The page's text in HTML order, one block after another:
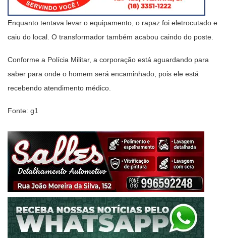
Enquanto tentava levar o equipamento, o rapaz foi eletrocutado e
caiu do local. O transformador também acabou caindo do poste.
Conforme a Polícia Militar, a corporação está aguardando para
saber para onde o homem será encaminhado, pois ele está
recebendo atendimento médico.
Fonte: g1